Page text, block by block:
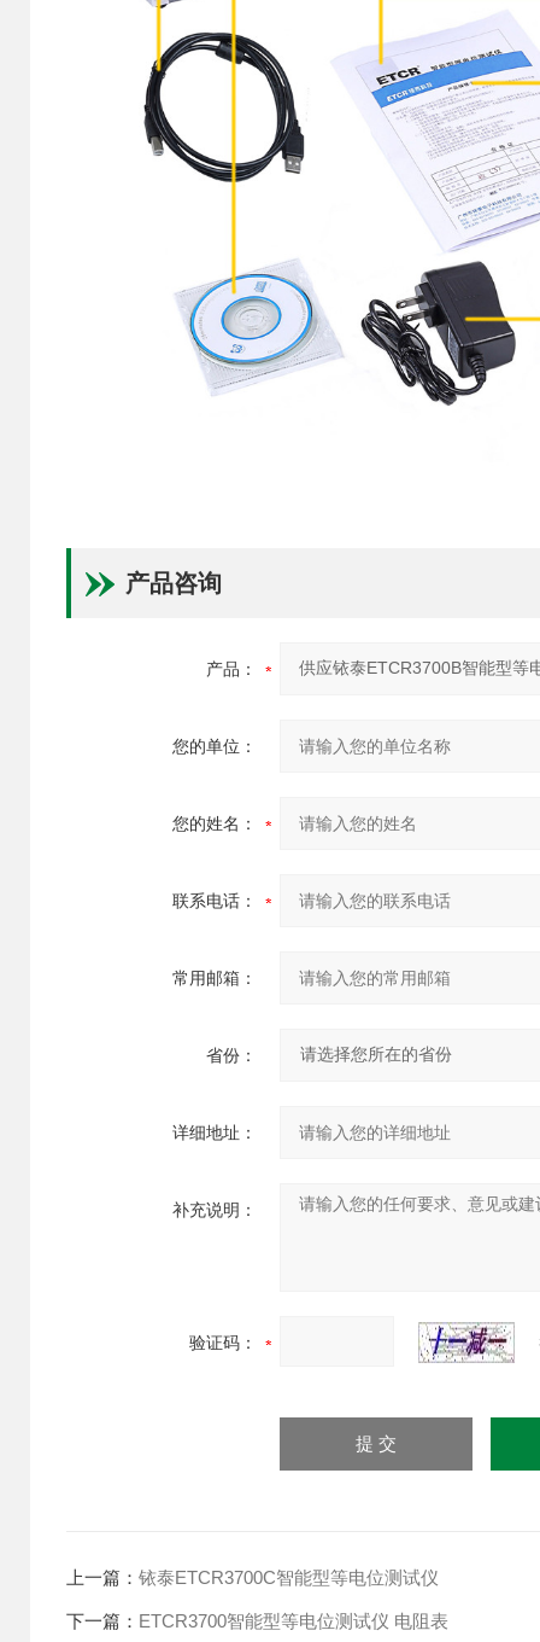
产品咨询
产品：
您的单位：
您的姓名：
联系电话：
常用邮箱：
省份：
详细地址：
补充说明：
验证码：
上一篇： 铱泰ETCR3700C智能型等电位测试仪
下一篇： ETCR3700智能型等电位测试仪 电阻表